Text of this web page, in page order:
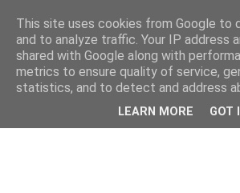
This site uses cookies from Google to
and to analyze traffic. Your IP address
shared with Google along with
metrics to ensure quality of service,
statistics, and to detect and address
LEARN MORE GOT